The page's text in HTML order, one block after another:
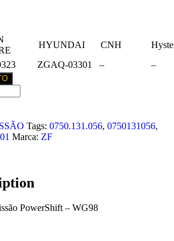
HYUNDAI CNH
ZGAQ-03301 – –
Tags: 0750.131.056, 0750131056,
Marca: ZF
PowerShift – WG98